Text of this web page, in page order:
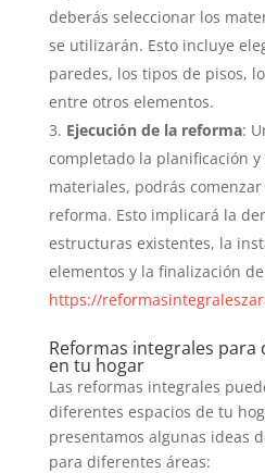
deberás seleccionar los
se utilizarán. Esto incluye
paredes, los tipos de pisos,
entre otros elementos.
Ejecución de la reforma:
completado la planificación y
materiales, podrás
reforma. Esto implicará la
estructuras existentes, la
elementos y la finalización
https://
Reformas integrales para
en tu hogar
Las reformas integrales
diferentes espacios de tu
presentamos algunas ideas
para diferentes áreas: